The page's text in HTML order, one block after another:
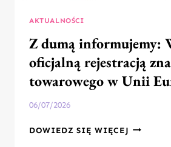
AKTUALNOŚCI
Z dumą informujemy:
oficjalną rejestracją
towarowego w Unii
06/07/2026
DOWIEDZ SIĘ WIĘCEJ Z